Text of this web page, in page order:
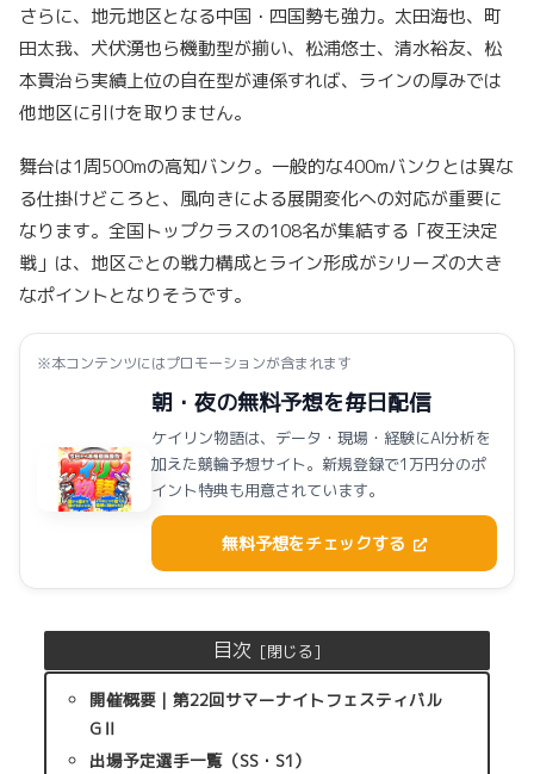
さらに、地元地区となる中国・四国勢も強力。太田海也、町
田太我、犬伏湧也ら機動型が揃い、松浦悠士、清水裕友、松
本貴治ら実績上位の自在型が連係すれば、ラインの厚みでは
他地区に引けを取りません。
舞台は1周500mの高知バンク。一般的な400mバンクとは異な
る仕掛けどころと、風向きによる展開変化への対応が重要に
なります。全国トップクラスの108名が集結する「夜王決定
戦」は、地区ごとの戦力構成とライン形成がシリーズの大き
なポイントとなりそうです。
※本コンテンツにはプロモーションが含まれます
朝・夜の無料予想を毎日配信
ケイリン物語は、データ・現場・経験にAI分析を
加えた競輪予想サイト。新規登録で1万円分のポ
イント特典も用意されています。
無料予想をチェックする
目次
開催概要｜第22回サマーナイトフェスティバル
GⅡ
出場予定選手一覧（SS・S1）